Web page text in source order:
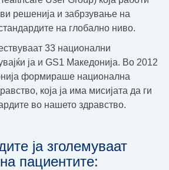
решенија и забрзување на
на глобално ниво.
33 национални
ја и GS1 Македонија. Во 2012
формираше национална
која ја има мисијата да ги
во нашето здравство.
ја зголемуваат
пациентите: